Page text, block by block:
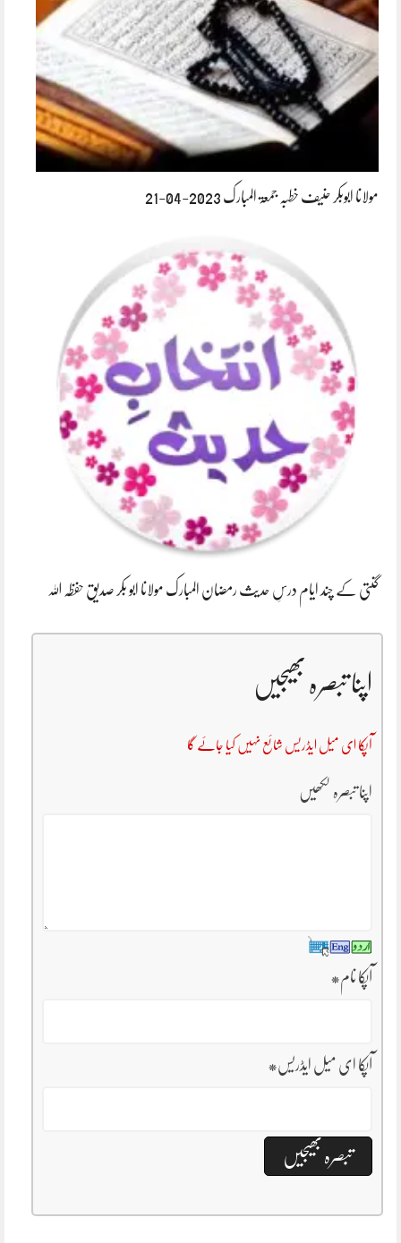
مولانا ابوبکر حنیف خطبہ جمعۃ المبارک 2023-04-21
گنتی کے چند ایام درسِ حدیث رمضان المبارک مولانا ابو بکر صدیق حفظہ اللہ
اپنا تبصرہ بھیجیں
آپکا ای میل ایڈریس شائع نہیں کیا جائے گا
اپنا تبصرہ لکھیں
آپکا نام*
آپکا ای میل ایڈریس*